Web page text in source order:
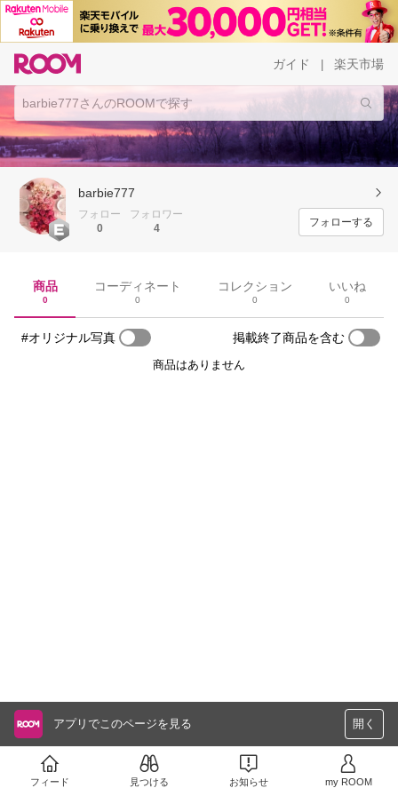
ガイド 楽天市場
barbie777
フォロー
0
フォロワー
4
フォローする
商品
0
コーディネート
0
コレクション
0
いいね
0
#オリジナル写真 掲載終了商品を含む
商品はありません
アプリでこのページを見る 開く
フィード 見つける お知らせ my ROOM